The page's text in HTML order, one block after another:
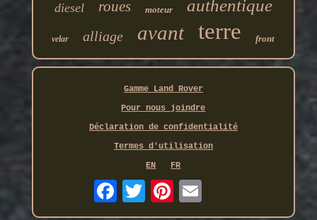
diesel roues moteur authentique
velar alliage avant terre front
Gamme Land Rover
Pour nous joindre
Déclaration de confidentialité
Termes d'utilisation
EN
FR